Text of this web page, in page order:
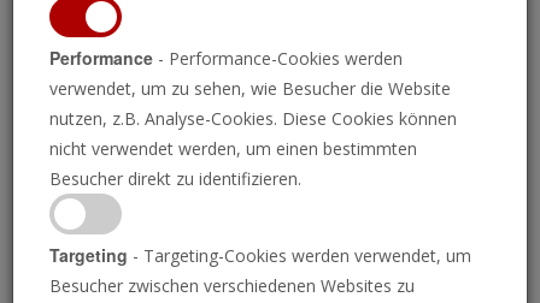
Der wichtigste
Oppositionsführer der
Türkei wurde gestern aus
dem Amt gedrängt
Performance - Performance-Cookies werden
verwendet, um zu sehen, wie Besucher die Website
nutzen, z.B. Analyse-Cookies. Diese Cookies können
nicht verwendet werden, um einen bestimmten
Besucher direkt zu identifizieren.
Targeting - Targeting-Cookies werden verwendet, um
Besucher zwischen verschiedenen Websites zu